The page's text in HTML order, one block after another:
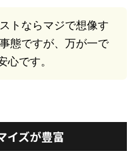
トならマジで想像す
態ですが、万が一で
心です。
イズが豊富